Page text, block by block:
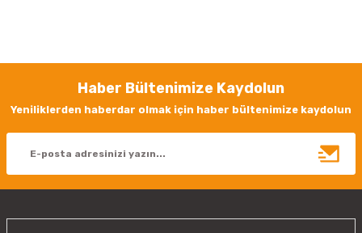
Görüş ve önerileriniz için teşekkür ederiz.
Ürün resmi kalitesiz, bozuk veya görüntülenemiyor.
Ürün bilgilerinde hatalar bulunuyor.
Haber Bültenimize Kaydolun
Yeniliklerden haberdar olmak için haber bültenimize kaydolun